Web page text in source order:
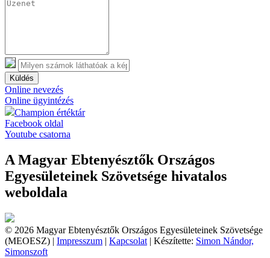
Küldés
Online nevezés
Online ügyintézés
Champion értéktár
Facebook oldal
Youtube csatorna
A Magyar Ebtenyésztők Országos
Egyesületeinek Szövetsége hivatalos
weboldala
© 2026 Magyar Ebtenyésztők Országos Egyesületeinek Szövetsége
(MEOESZ) | Impresszum | Kapcsolat | Készítette: Simon Nándor,
Simonszoft